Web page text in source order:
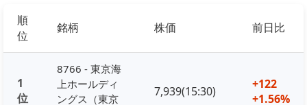
順
位
銘柄 株価 前日比
1
位
8766 - 東京海
上ホールディ
ングス（東京
7,939(15:30)
+122
+1.56%